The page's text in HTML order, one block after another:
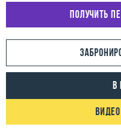
Получить
В